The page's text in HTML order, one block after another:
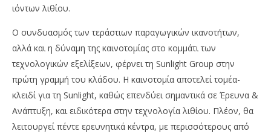
ιόντων λιθίου.
O συνδυασμός των τεράστιων παραγωγικών ικανοτήτων,
αλλά και η δύναμη της καινοτομίας στο κομμάτι των
τεχνολογικών εξελίξεων, φέρνει τη Sunlight Group στην
πρώτη γραμμή του κλάδου. Η καινοτομία αποτελεί τομέα-
κλειδί για τη Sunlight, καθώς επενδύει σημαντικά σε Έρευνα &
Ανάπτυξη, και ειδικότερα στην τεχνολογία λιθίου. Πλέον, θα
λειτουργεί πέντε ερευνητικά κέντρα, με περισσότερους από